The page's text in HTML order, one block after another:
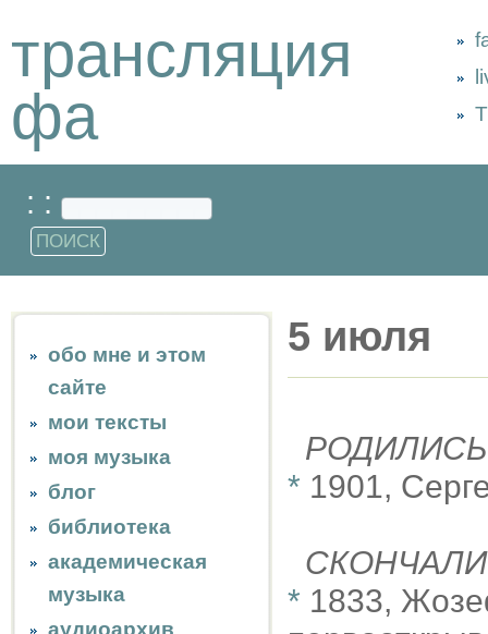
трансляция
фа
: :
обо мне и этом
сайте
мои тексты
моя музыка
блог
библиотека
академическая
музыка
аудиоархив
5 июля
РОДИЛИСЬ
* 1901,
* 1833,